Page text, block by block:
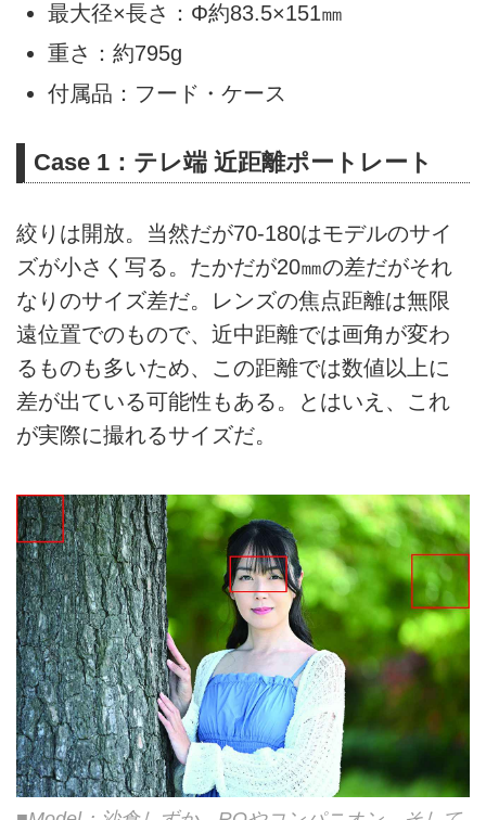
最大径×長さ：Φ約83.5×151㎜
重さ：約795g
付属品：フード・ケース
Case 1：テレ端 近距離ポートレート
絞りは開放。当然だが70-180はモデルのサイ
ズが小さく写る。たかだが20㎜の差だがそれ
なりのサイズ差だ。レンズの焦点距離は無限
遠位置でのもので、近中距離では画角が変わ
るものも多いため、この距離では数値以上に
差が出ている可能性もある。とはいえ、これ
が実際に撮れるサイズだ。